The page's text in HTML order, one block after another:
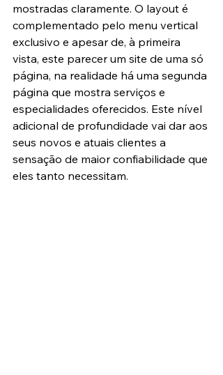
mostradas claramente. O layout é
complementado pelo menu vertical
exclusivo e apesar de, à primeira
vista, este parecer um site de uma só
página, na realidade há uma segunda
página que mostra serviços e
especialidades oferecidos. Este nível
adicional de profundidade vai dar aos
seus novos e atuais clientes a
sensação de maior confiabilidade que
eles tanto necessitam.